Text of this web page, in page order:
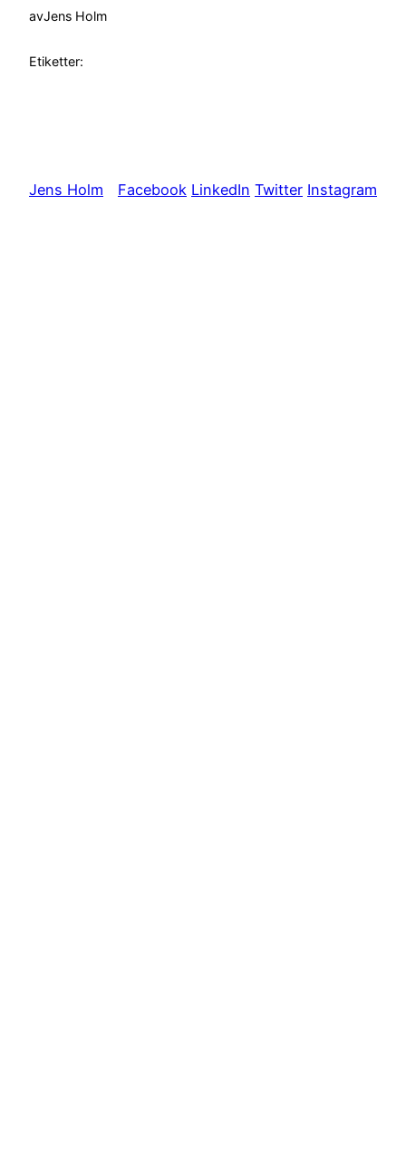
avJens Holm
Etiketter:
Jens Holm Facebook LinkedIn Twitter Instagram